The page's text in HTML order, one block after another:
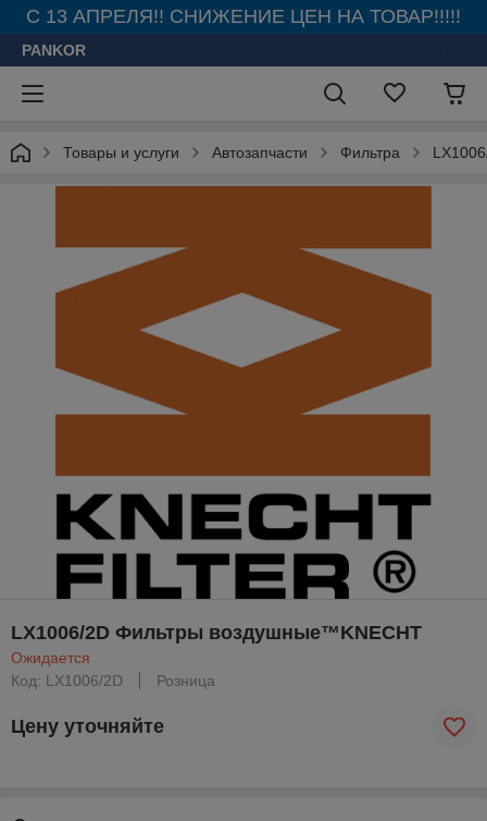
С 13 АПРЕЛЯ!! СНИЖЕНИЕ ЦЕН НА ТОВАР!!!!!
PANKOR
Товары и услуги Автозапчасти Фильтра
LX1006/2D Фильтры воздушные™KNECHT
Ожидается
Код: LX1006/2D
Розница
Цену уточняйте